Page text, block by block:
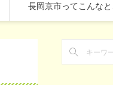
長岡京市ってこんなと